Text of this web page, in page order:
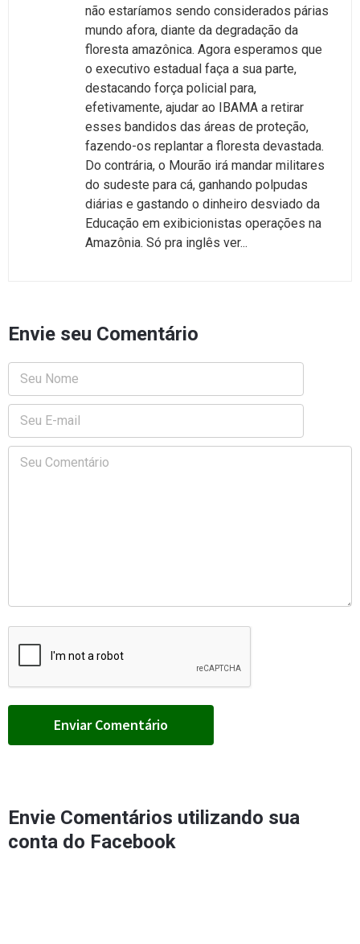
não estaríamos sendo considerados párias
mundo afora, diante da degradação da
floresta amazônica. Agora esperamos que
o executivo estadual faça a sua parte,
destacando força policial para,
efetivamente, ajudar ao IBAMA a retirar
esses bandidos das áreas de proteção,
fazendo-os replantar a floresta devastada.
Do contrária, o Mourão irá mandar militares
do sudeste para cá, ganhando polpudas
diárias e gastando o dinheiro desviado da
Educação em exibicionistas operações na
Amazônia. Só pra inglês ver...
Envie seu Comentário
Envie Comentários utilizando sua
conta do Facebook